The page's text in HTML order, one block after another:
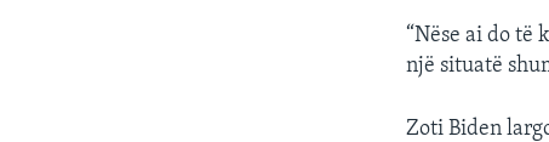
“Nëse ai do të
një situatë
Zoti Biden